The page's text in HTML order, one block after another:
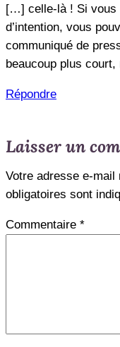
[…] celle-là ! Si vous
d’intention, vous
communiqué de
beaucoup plus
Répondre
Laisser un
Votre adresse e-mail
obligatoires sont
Commentaire *